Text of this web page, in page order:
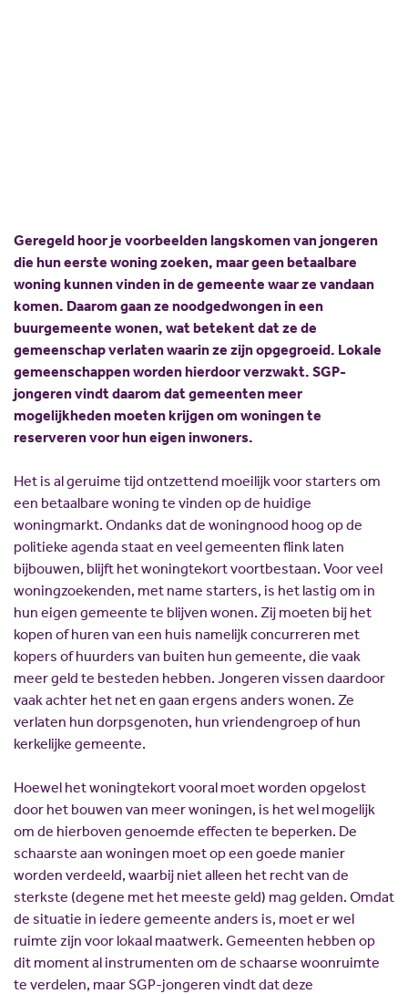
Geregeld hoor je voorbeelden langskomen van jongeren
die hun eerste woning zoeken, maar geen betaalbare
woning kunnen vinden in de gemeente waar ze vandaan
komen. Daarom gaan ze noodgedwongen in een
buurgemeente wonen, wat betekent dat ze de
gemeenschap verlaten waarin ze zijn opgegroeid. Lokale
gemeenschappen worden hierdoor verzwakt. SGP-
jongeren vindt daarom dat gemeenten meer
mogelijkheden moeten krijgen om woningen te
reserveren voor hun eigen inwoners.
Het is al geruime tijd ontzettend moeilijk voor starters om
een betaalbare woning te vinden op de huidige
woningmarkt. Ondanks dat de woningnood hoog op de
politieke agenda staat en veel gemeenten flink laten
bijbouwen, blijft het woningtekort voortbestaan. Voor veel
woningzoekenden, met name starters, is het lastig om in
hun eigen gemeente te blijven wonen. Zij moeten bij het
kopen of huren van een huis namelijk concurreren met
kopers of huurders van buiten hun gemeente, die vaak
meer geld te besteden hebben. Jongeren vissen daardoor
vaak achter het net en gaan ergens anders wonen. Ze
verlaten hun dorpsgenoten, hun vriendengroep of hun
kerkelijke gemeente.
Hoewel het woningtekort vooral moet worden opgelost
door het bouwen van meer woningen, is het wel mogelijk
om de hierboven genoemde effecten te beperken. De
schaarste aan woningen moet op een goede manier
worden verdeeld, waarbij niet alleen het recht van de
sterkste (degene met het meeste geld) mag gelden. Omdat
de situatie in iedere gemeente anders is, moet er wel
ruimte zijn voor lokaal maatwerk. Gemeenten hebben op
dit moment al instrumenten om de schaarse woonruimte
te verdelen, maar SGP-jongeren vindt dat deze